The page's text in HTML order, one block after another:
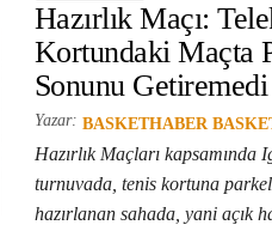
Hazırlık Maçı:
Kortundaki Maçta
Sonunu Getiremedi
Yazar: BASKETHABER
Hazırlık Maçları kapsamında
turnuvada, tenis kortuna
hazırlanan sahada, yani açık